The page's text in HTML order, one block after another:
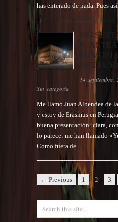
has enterado de nada. Pues
EXILIADO
14 septiembre,
Sin categoría
Me llamo Juan Albendea de
y estoy de Erasmus en
buena presentación: clara,
lo parece: me han llamado
Como fuera de…
← Previous 1 2 3